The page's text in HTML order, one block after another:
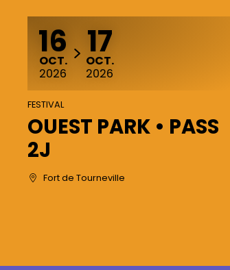
DU
16
OCTOBRE
OCT.
2026
AU 17
OCTOBRE
OCT.
2026
FESTIVAL
OUEST PARK • PASS
2J
Fort de Tourneville